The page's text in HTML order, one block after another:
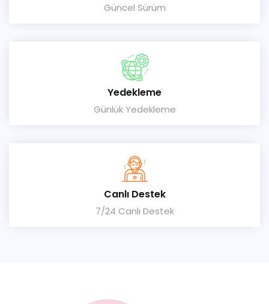
Güncel Sürüm
Yedekleme
Günlük Yedekleme
Canlı Destek
7/24 Canlı Destek